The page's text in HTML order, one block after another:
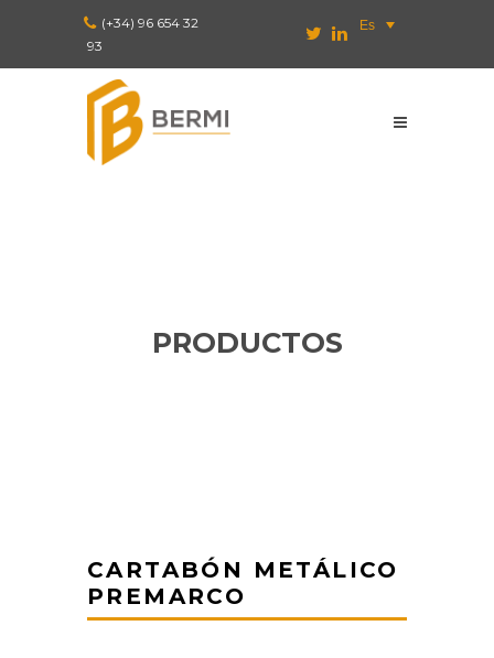
(+34) 96 654 32
93
Es
PRODUCTOS
CARTABÓN METÁLICO
PREMARCO